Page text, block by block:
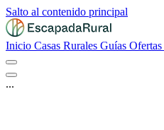
Salto al contenido principal
Inicio Casas Rurales Guías Ofertas
...